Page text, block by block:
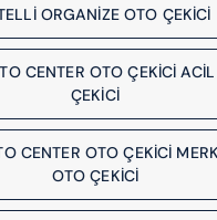
ORGANİZE OTO ÇEKICI
CENTER OTO ÇEKİCİ
ÇEKICI
CENTER OTO ÇEKİCİ
OTO ÇEKICI